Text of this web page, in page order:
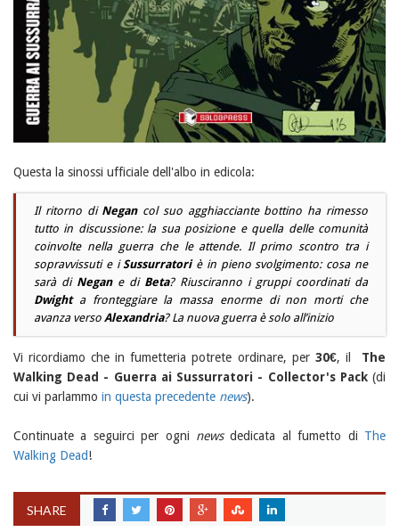
Questa la sinossi ufficiale dell'albo in edicola:
Il ritorno di Negancol suo agghiacciante bottino ha rimesso
tutto in discussione: la sua posizione e quella delle comunità
coinvolte nella guerra che le attende. Il primo scontro tra i
sopravvissuti e iSussurratoriè in pieno svolgimento: cosa ne
sarà di Negane di Beta? Riusciranno i gruppi coordinati da
Dwighta fronteggiare la massa enorme di non morti che
avanza verso Alexandria? La nuova guerra è solo all’inizio
Vi ricordiamo che in fumetteria potrete ordinare, per 30€, il The
Walking Dead - Guerra ai Sussurratori - Collector's Pack(di
cui vi parlammo in questa precedente news).
Continuate a seguirci per ogni newsdedicata al fumetto di The
Walking Dead!
SHARE